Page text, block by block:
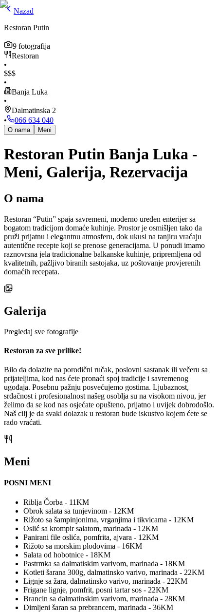
Nazad
Restoran Putin
9 fotografija
Restoran
•
$$$
•
Banja Luka
•
Dalmatinska 2
•
066 634 040
O nama Meni
Restoran Putin Banja Luka -
Meni, Galerija, Rezervacija
O nama
Restoran “Putin” spaja savremeni, moderno uređen enterijer sa
bogatom tradicijom domaće kuhinje. Prostor je osmišljen tako da
pruži prijatnu i elegantnu atmosferu, dok ukusi na tanjiru vraćaju
autentične recepte koji se prenose generacijama. U ponudi imamo
raznovrsna jela tradicionalne balkanske kuhinje, pripremljena od
kvalitetnih, pažljivo biranih sastojaka, uz poštovanje provjerenih
domaćih recepata.
Galerija
Pregledaj sve fotografije
Restoran za sve prilike!
Bilo da dolazite na porodični ručak, poslovni sastanak ili večeru sa
prijateljima, kod nas ćete pronaći spoj tradicije i savremenog
ugođaja. Posebnu pažnju posvećujemo gostima. Ljubaznost,
srdačnost i profesionalnost našeg osoblja su na visokom nivou, jer
želimo da se kod nas osjećate opušteno, prijatno i uvijek dobrodošlo.
Naš cilj je da svaki dolazak u restoran bude iskustvo kojem ćete se
rado vraćati.
Meni
POSNI MENI
Riblja Čorba - 11KM
Obrok salata sa tunjevinom - 12KM
Rižoto sa šampinjonima, vrganjima i tikvicama - 12KM
Oslić sa krompir salatom, marinada - 12KM
Panirani file oslića, pomfrita, ajvara - 12KM
Rižoto sa morskim plodovima - 16KM
Salata od hobotnice - 18KM
Pastrmka sa dalmatiskim varivom, marinada - 18KM
Kotleti šarana 300g, dalmatinsko varivo, marinada - 22KM
Lignje sa žara, dalmatinsko varivo, marinada - 22KM
Frigane lignje, pomfrit, posni tartar sos - 22KM
Brancin sa dalmatinskim varivom, marinada - 28KM
Dimljeni šaran sa prebrancem, marinada - 36KM